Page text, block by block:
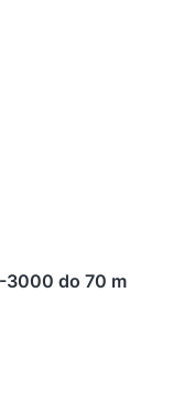
3000 do 70 m